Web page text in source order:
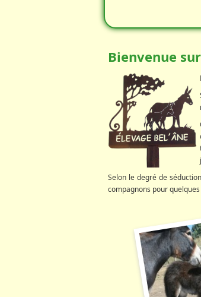
Bienvenue
Selon le degré de
compagnons pour